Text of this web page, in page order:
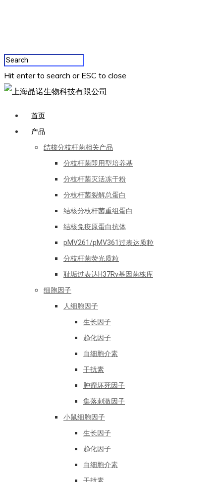
Hit enter to search or ESC to close
首页
产品
结核分枝杆菌相关产品
分枝杆菌即用型培养基
分枝杆菌灭活冻干粉
分枝杆菌裂解总蛋白
结核分枝杆菌重组蛋白
结核免疫原蛋白抗体
pMV261/pMV361过表达质粒
分枝杆菌荧光质粒
耻垢过表达H37Rv基因菌株库
细胞因子
人细胞因子
生长因子
趋化因子
白细胞介素
干扰素
肿瘤坏死因子
集落刺激因子
小鼠细胞因子
生长因子
趋化因子
白细胞介素